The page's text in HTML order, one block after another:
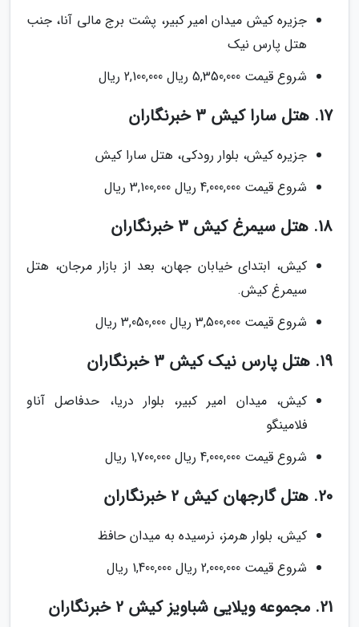
جزیره کیش میدان امیر کبیر، پشت برج مالی آنا، جنب
هتل پارس نیک
شروع قیمت 5,350,000 ریال 2,100,000 ریال
17. هتل سارا کیش 3 خبرنگاران
جزیره کیش، بلوار رودکی، هتل سارا کیش
شروع قیمت 4,000,000 ریال 3,100,000 ریال
18. هتل سیمرغ کیش 3 خبرنگاران
کیش، ابتدای خیابان جهان، بعد از بازار مرجان، هتل
سیمرغ کیش.
شروع قیمت 3,500,000 ریال 3,050,000 ریال
19. هتل پارس نیک کیش 3 خبرنگاران
کیش، میدان امیر کبیر، بلوار دریا، حدفاصل آناو
فلامینگو
شروع قیمت 4,000,000 ریال 1,700,000 ریال
20. هتل گارجهان کیش 2 خبرنگاران
کیش، بلوار هرمز، نرسیده به میدان حافظ
شروع قیمت 2,000,000 ریال 1,400,000 ریال
21. مجموعه ویلایی شباویز کیش 2 خبرنگاران